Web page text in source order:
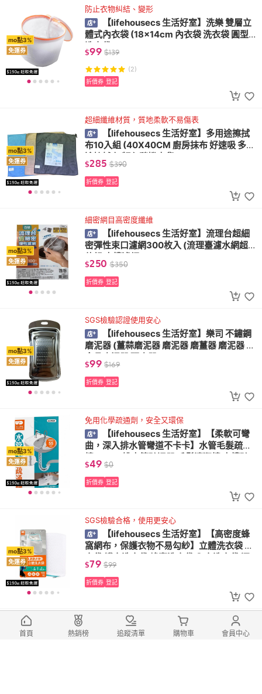
mo點3%
免運券
防止衣物糾結、變形
【lifehousecs 生活好室】洗樂 雙層立
體式內衣袋 (18x14cm 內衣袋 洗衣袋 圓型
洗衣袋)
$99 $139
(2)
折價券 登記
mo點3%
免運券
超細纖維材質，質地柔軟不易傷表
【lifehousecs 生活好室】多用途擦拭
布10入組 (40X40CM 廚房抹布 好速吸 多用
$285 $390
折價券 登記
mo點3%
免運券
細密網目高密度纖維
【lifehousecs 生活好室】流理台超細
密彈性束口濾網300枚入 (流理臺濾水網超
$250 $350
折價券 登記
mo點3%
免運券
SGS檢驗認證使用安心
【lifehousecs 生活好室】樂司 不鏽鋼
磨泥器 (薑蒜磨泥器 磨泥器 磨薑器 磨泥器 副
$99 $169
折價券 登記
mo點3%
免運券
免用化學疏通劑，安全又環保
【lifehousecs 生活好室】【柔軟可彎
曲，深入排水管彎道不卡卡】水管毛髮疏通
通棒 浴室排水管清潔
$49 $0
折價券 登記
mo點3%
免運券
SGS檢驗合格，使用更安心
【lifehousecs 生活好室】【高密度蜂
窩網布，保護衣物不易勾紗】立體洗衣袋 洗
動衣洗衣袋
$79 $99
折價券 登記
斜角刷頭設計，深入各種狹窄縫隙
【lifehousecs 生活好室】【斜角刷頭
首頁 熱銷榜 追蹤清單 購物車 會員中心